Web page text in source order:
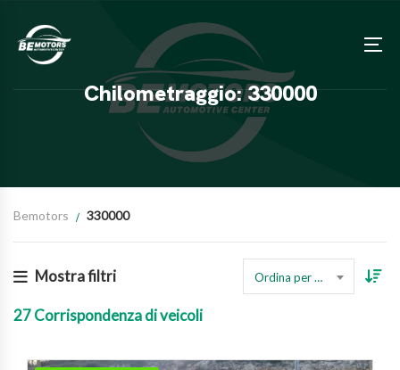
Chilometraggio: 330000
Bemotors 330000
Mostra filtri Ordina per prezzo
27Corrispondenza di veicoli